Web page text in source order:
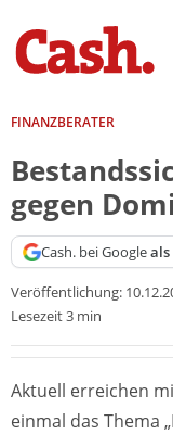
FINANZBERATER
gegen
Cash. bei Google
Veröffentlichung:
Lesezeit 3 min
Aktuell erreichen
einmal das Thema